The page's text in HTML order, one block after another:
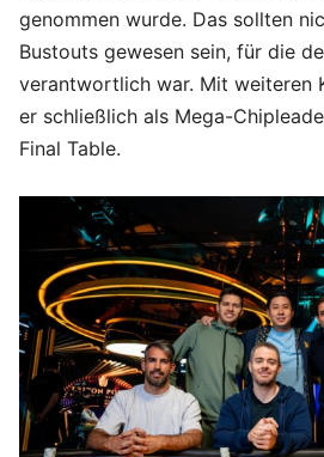
genommen wurde. Das sollten
Bustouts gewesen sein, für die
verantwortlich war. Mit weiteren
er schließlich als Mega-
Final Table.